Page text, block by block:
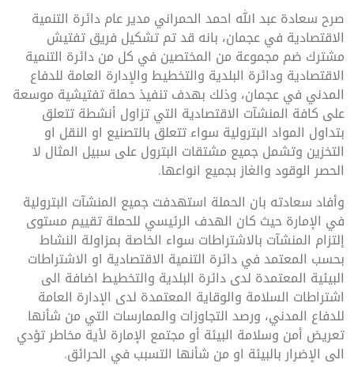
صرح سعادة عبد الله احمد الحمراني مدير عام دائرة التنمية
الاقتصادية في عجمان، بانه قد تم تشكيل فريق تفتيش
مشترك ضم مجموعة من المختصين في كل من دائرة التنمية
الاقتصادية ودائرة البلدية والتخطيط والإدارة العامة للدفاع
المدني في عجمان، وذلك بهدف تنفيذ حملة تفتيشية موسعة
على كافة المنشآت الاقتصادية التي تزاول أنشطة تتعلق
بتداول المواد البترولية سواء تتعلق بالتصنيع او النقل او
التخزين وتشمل جميع مشتقات البترول على سبيل المثال لا
الحصر الوقود والغاز بجميع انواعها.
وأفاد سعادته بان الحملة استهدفت جميع المنشآت البترولية
في الإمارة حيث كان الهدف الرئيسي للحملة تقييم مستوى
إلتزام المنشآت بالاشتراطات سواء الخاصة بمزاولة النشاط
بحسب المعتمد في دائرة التنمية الاقتصادية او الاشتراطات
البيئية المعتمدة لدى دائرة البلدية والتخطيط اضافة الى
اشتراطات السلامة والوقاية المعتمدة لدى الإدارة العامة
للدفاع المدني، ورصد التجاوزات والممارسات التي من شأنها
تعريض أمن وسلامة البيئة أو مجتمع الإمارة لأية مخاطر تؤدي
الى الإضرار بالبيئة او من شأنها التسبب في الحرائق.